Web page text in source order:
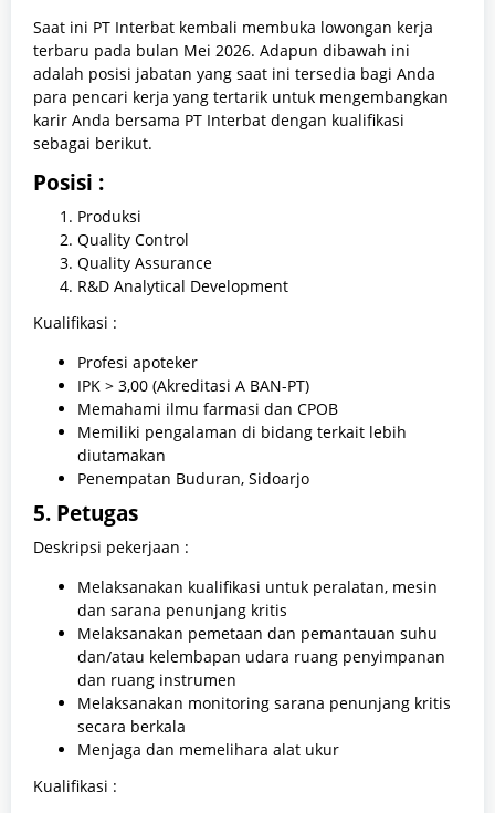
Saat ini PT Interbat kembali membuka lowongan kerja
terbaru pada bulan Mei 2026. Adapun dibawah ini
adalah posisi jabatan yang saat ini tersedia bagi Anda
para pencari kerja yang tertarik untuk mengembangkan
karir Anda bersama PT Interbat dengan kualifikasi
sebagai berikut.
Posisi :
Produksi
Quality Control
Quality Assurance
R&D Analytical Development
Kualifikasi :
Profesi apoteker
IPK > 3,00 (Akreditasi A BAN-PT)
Memahami ilmu farmasi dan CPOB
Memiliki pengalaman di bidang terkait lebih
diutamakan
Penempatan Buduran, Sidoarjo
5. Petugas
Deskripsi pekerjaan :
Melaksanakan kualifikasi untuk peralatan, mesin
dan sarana penunjang kritis
Melaksanakan pemetaan dan pemantauan suhu
dan/atau kelembapan udara ruang penyimpanan
dan ruang instrumen
Melaksanakan monitoring sarana penunjang kritis
secara berkala
Menjaga dan memelihara alat ukur
Kualifikasi :